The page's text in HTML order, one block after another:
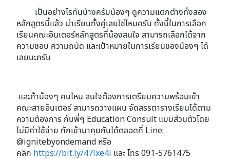
เป็นอย่างไรกันบ้างครับน้องๆ ดูความแตกต่างทั้งสอง
หลักสูตรนี้แล้ว น่าเรียนทั้งคู่เลยใช่ไหมครับ ทั้งนี้ในการเลือก
เรียนคณะอินเตอร์หลักสูตรที่น้องสนใจ สามารถเลือกได้จาก
ความชอบ ความถนัด และเป้าหมายในการเรียนของน้องๆ ได้
เลยนะครับ
และถ้าน้องๆ คนไหน สนใจต้องการเตรียมความพร้อมเข้า
คณะสายอินเตอร์ สามารถวางแผน จัดสรรตารางเรียนได้ตาม
ความต้องการ กับพี่ๆ Education Consult แบบส่วนตัวโดย
ไม่มีค่าใช้จ่าย ทักเข้ามาคุยกันได้ตลอดที่ Line:
@ignitebyondemand หรือ
คลิก https://bit.ly/47lxe4i และ โทร 091-5761475